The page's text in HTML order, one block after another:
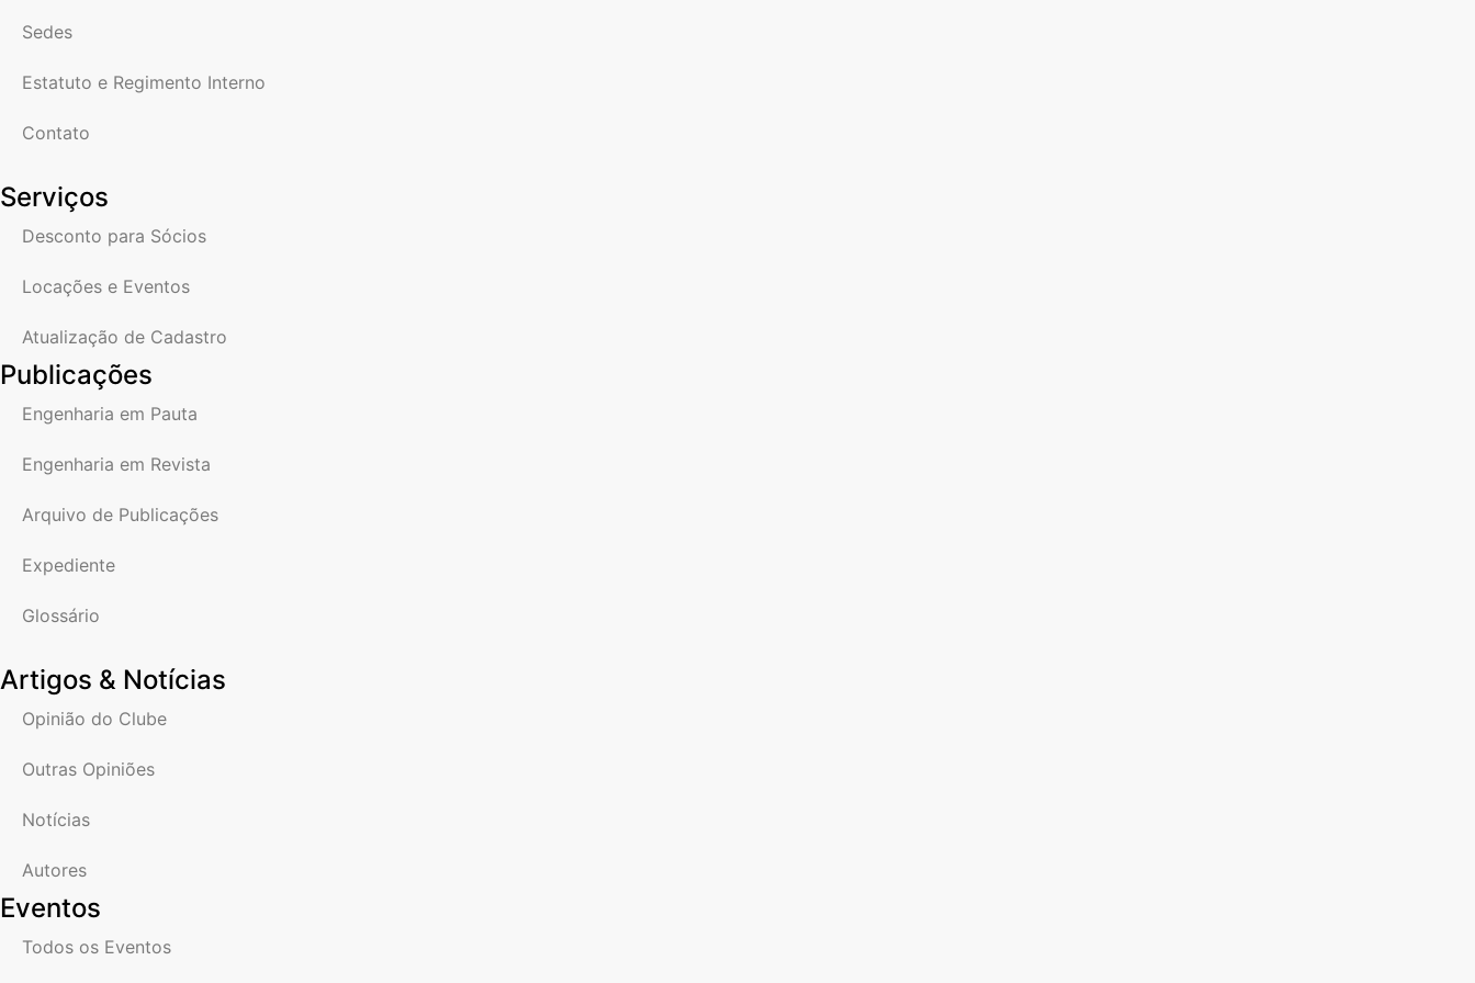
Sedes
Estatuto e Regimento Interno
Contato
Serviços
Desconto para Sócios
Locações e Eventos
Atualização de Cadastro
Publicações
Engenharia em Pauta
Engenharia em Revista
Arquivo de Publicações
Expediente
Glossário
Artigos & Notícias
Opinião do Clube
Outras Opiniões
Notícias
Autores
Eventos
Todos os Eventos